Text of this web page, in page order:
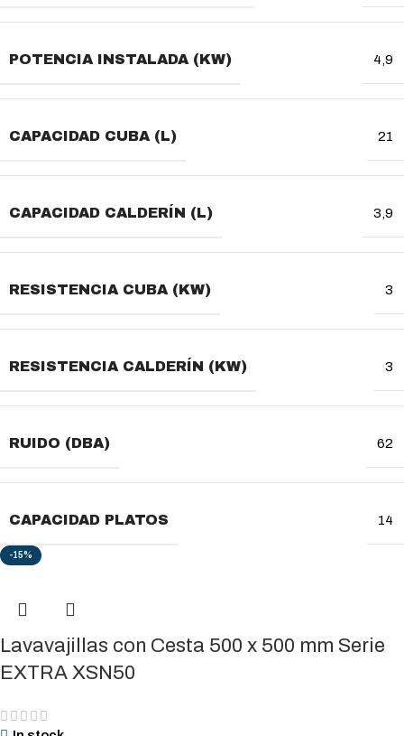
POTENCIA INSTALADA (KW) 4,9
CAPACIDAD CUBA (L) 21
CAPACIDAD CALDERÍN (L) 3,9
RESISTENCIA CUBA (KW) 3
RESISTENCIA CALDERÍN (KW) 3
RUIDO (DBA) 62
CAPACIDAD PLATOS 14
-15%
Lavavajillas con Cesta 500 x 500 mm Serie
EXTRA XSN50